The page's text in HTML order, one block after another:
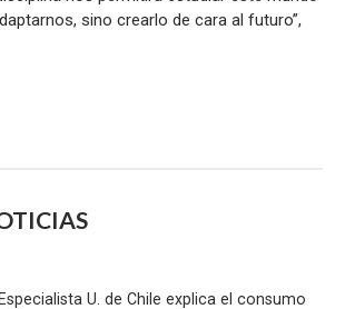
sino crearlo de cara al futuro”,
Especialista U. de Chile explica el consumo